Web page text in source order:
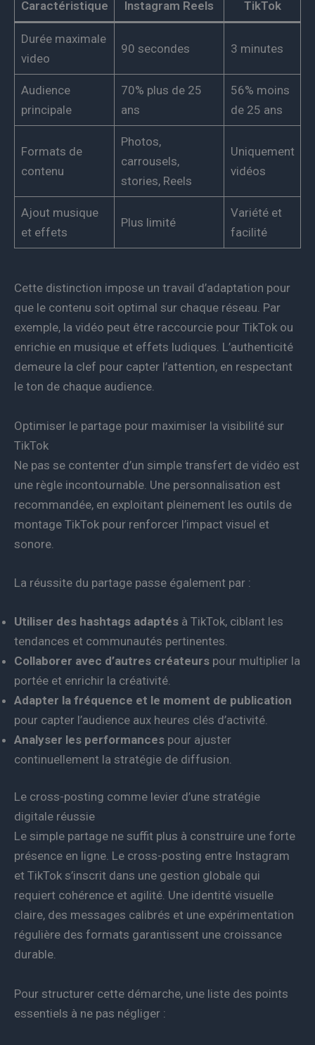
Caractéristique Instagram Reels TikTok
Durée maximale
video
90 secondes 3 minutes
Audience
principale
70% plus de 25
ans
56% moins
de 25 ans
Formats de
contenu
Photos,
carrousels,
stories, Reels
Uniquement
vidéos
Ajout musique
et effets
Plus limité
Variété et
facilité
Cette distinction impose un travail d’adaptation pour
que le contenu soit optimal sur chaque réseau. Par
exemple, la vidéo peut être raccourcie pour TikTok ou
enrichie en musique et effets ludiques. L’authenticité
demeure la clef pour capter l’attention, en respectant
le ton de chaque audience.
Optimiser le partage pour maximiser la visibilité sur
TikTok
Ne pas se contenter d’un simple transfert de vidéo est
une règle incontournable. Une personnalisation est
recommandée, en exploitant pleinement les outils de
montage TikTok pour renforcer l’impact visuel et
sonore.
La réussite du partage passe également par :
Utiliser des hashtags adaptés à TikTok, ciblant les
tendances et communautés pertinentes.
Collaborer avec d’autres créateurs pour multiplier la
portée et enrichir la créativité.
Adapter la fréquence et le moment de publication
pour capter l’audience aux heures clés d’activité.
Analyser les performances pour ajuster
continuellement la stratégie de diffusion.
Le cross-posting comme levier d’une stratégie
digitale réussie
Le simple partage ne suffit plus à construire une forte
présence en ligne. Le cross-posting entre Instagram
et TikTok s’inscrit dans une gestion globale qui
requiert cohérence et agilité. Une identité visuelle
claire, des messages calibrés et une expérimentation
régulière des formats garantissent une croissance
durable.
Pour structurer cette démarche, une liste des points
essentiels à ne pas négliger :